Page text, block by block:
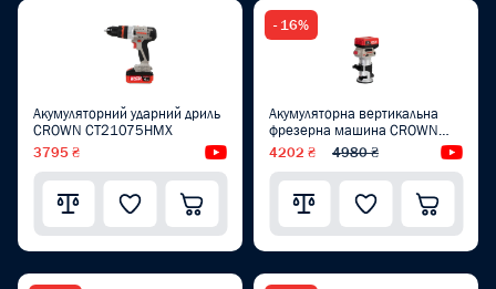
Акумуляторний ударний дриль
CROWN CT21075HMX
3795 ₴ Відеоогляд
- 16%
Акумуляторна вертикальна
фрезерна машина CROWN
CT26010HX
4202 ₴ 4980 ₴